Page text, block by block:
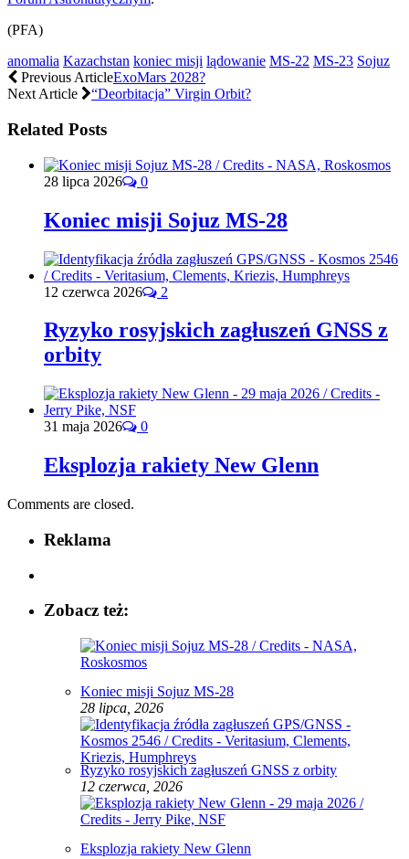
(PFA)
anomalia Kazachstan koniec misji lądowanie MS-22 MS-23 Sojuz
Previous ArticleExoMars 2028?
Next Article
“Deorbitacja” Virgin Orbit?
Related Posts
28 lipca 2026 0
Koniec misji Sojuz MS-28
12 czerwca 2026 2
Ryzyko rosyjskich zagłuszeń GNSS z
orbity
31 maja 2026 0
Eksplozja rakiety New Glenn
Comments are closed.
Reklama
Zobacz też:
Koniec misji Sojuz MS-28
28 lipca, 2026
Ryzyko rosyjskich zagłuszeń GNSS z orbity
12 czerwca, 2026
Eksplozja rakiety New Glenn